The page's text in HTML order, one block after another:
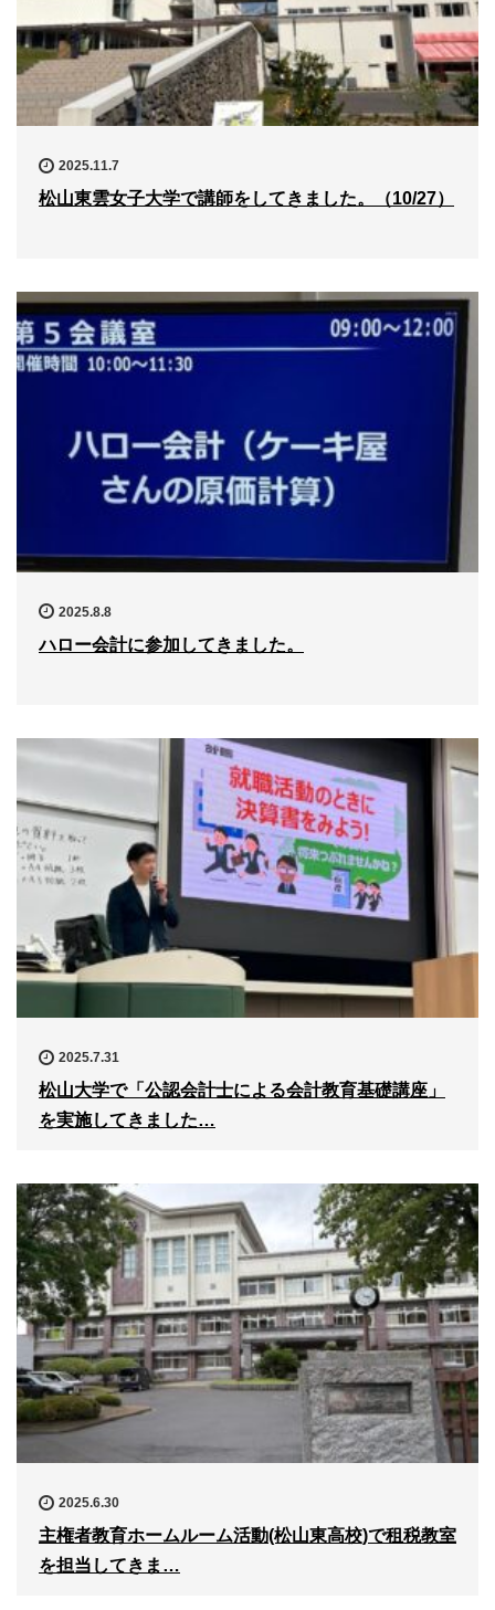
2025.11.7
松山東雲女子大学で講師をしてきました。（10/27）
2025.8.8
ハロー会計に参加してきました。
2025.7.31
松山大学で「公認会計士による会計教育基礎講座」
を実施してきました…
2025.6.30
主権者教育ホームルーム活動(松山東高校)で租税教室
を担当してきま…